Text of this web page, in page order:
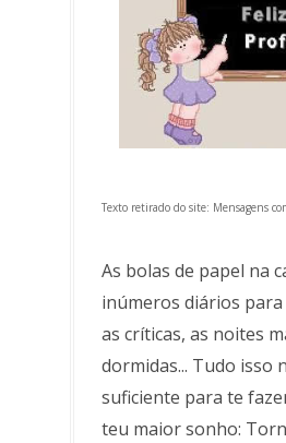
Texto retirado do site: Mensagens
As bolas de papel na
inúmeros diários
as críticas, as noites
dormidas... Tudo isso
suficiente para te
teu maior sonho: